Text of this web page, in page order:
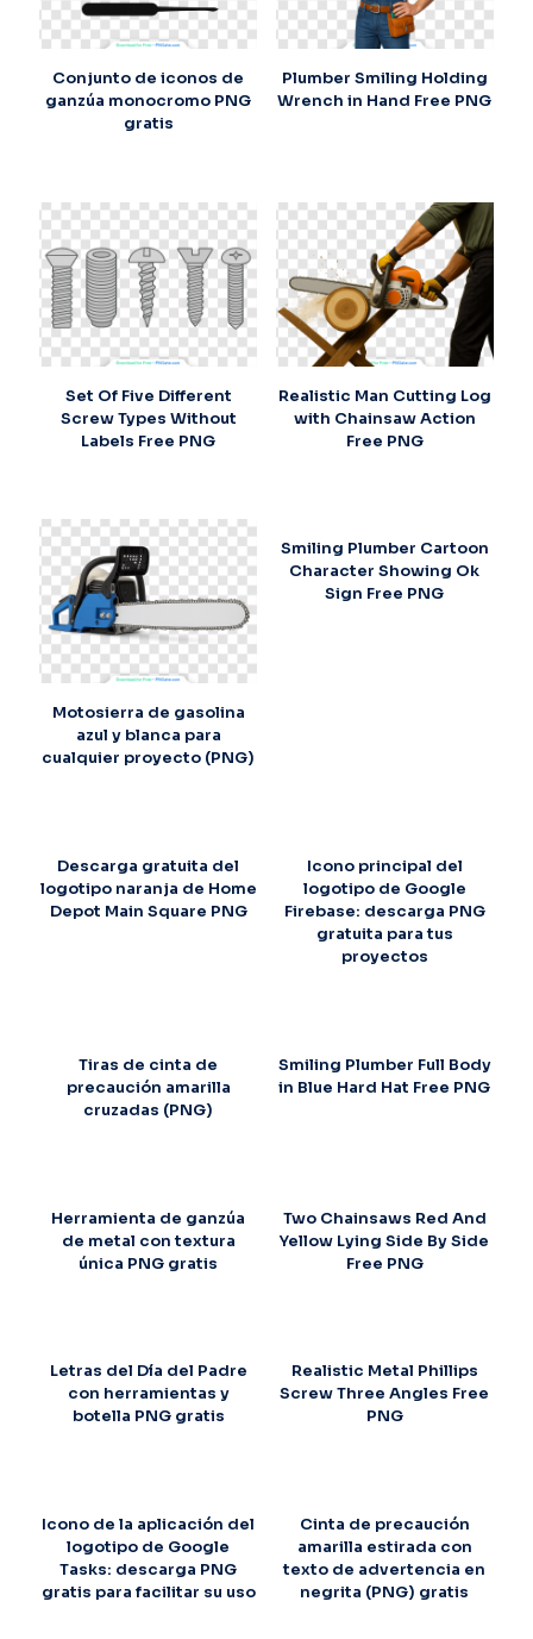
Conjunto de iconos de
ganzúa monocromo PNG
gratis
Plumber Smiling Holding
Wrench in Hand Free PNG
Set Of Five Different
Screw Types Without
Labels Free PNG
Realistic Man Cutting Log
with Chainsaw Action
Free PNG
Motosierra de gasolina
azul y blanca para
cualquier proyecto (PNG)
Smiling Plumber Cartoon
Character Showing Ok
Sign Free PNG
Descarga gratuita del
logotipo naranja de Home
Depot Main Square PNG
Icono principal del
logotipo de Google
Firebase: descarga PNG
gratuita para tus
proyectos
Tiras de cinta de
precaución amarilla
cruzadas (PNG)
Smiling Plumber Full Body
in Blue Hard Hat Free PNG
Herramienta de ganzúa
de metal con textura
única PNG gratis
Two Chainsaws Red And
Yellow Lying Side By Side
Free PNG
Letras del Día del Padre
con herramientas y
botella PNG gratis
Realistic Metal Phillips
Screw Three Angles Free
PNG
Icono de la aplicación del
logotipo de Google
Tasks: descarga PNG
gratis para facilitar su uso
Cinta de precaución
amarilla estirada con
texto de advertencia en
negrita (PNG) gratis